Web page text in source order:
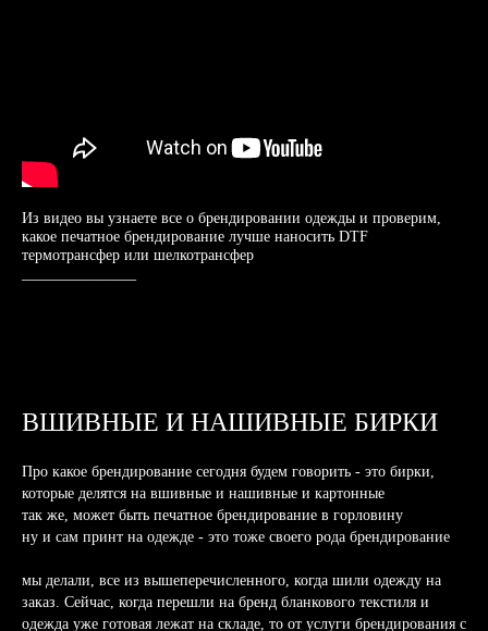
Из видео вы узнаете все о брендировании одежды и проверим,
какое печатное брендирование лучше наносить DTF
термотрансфер или шелкотрансфер
ВШИВНЫЕ И НАШИВНЫЕ БИРКИ
Про какое брендирование сегодня будем говорить - это бирки,
которые делятся на вшивные и нашивные и картонные
так же, может быть печатное брендирование в горловину
ну и сам принт на одежде - это тоже своего рода брендирование
мы делали, все из вышеперечисленного, когда шили одежду на
заказ. Сейчас, когда перешли на бренд бланкового текстиля и
одежда уже готовая лежат на складе, то от услуги брендирования с